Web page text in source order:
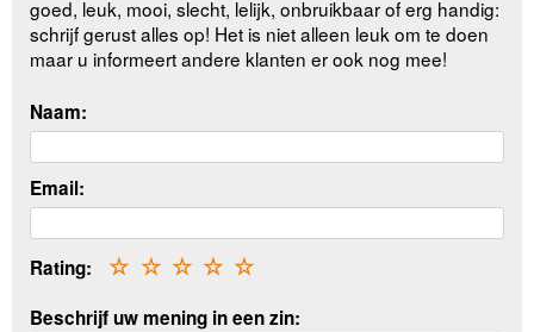
goed, leuk, mooi, slecht, lelijk, onbruikbaar of erg handig:
schrijf gerust alles op! Het is niet alleen leuk om te doen
maar u informeert andere klanten er ook nog mee!
Naam:
Email:
Rating: ☆
☆
☆
☆
☆
Beschrijf uw mening in een zin: